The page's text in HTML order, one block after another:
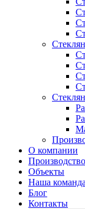
О компании
Производство
Объекты
Наша команда
Блог
Контакты